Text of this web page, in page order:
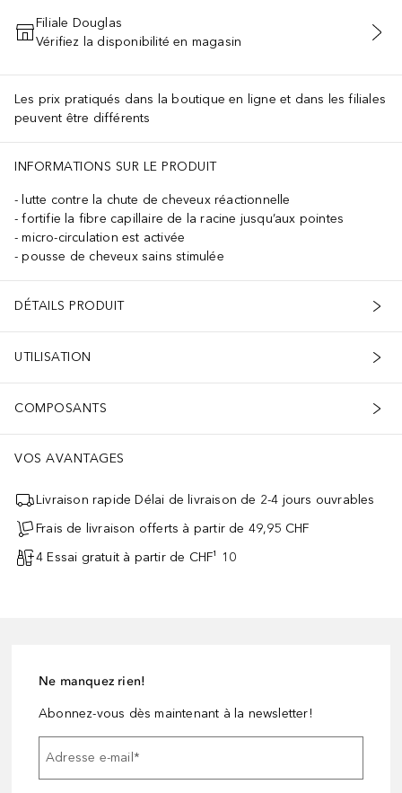
AJOUTER AU PANIER
Filiale Douglas
Vérifiez la disponibilité en magasin
Les prix pratiqués dans la boutique en ligne et dans les filiales
peuvent être différents
INFORMATIONS SUR LE PRODUIT
lutte contre la chute de cheveux réactionnelle
fortifie la fibre capillaire de la racine jusqu’aux pointes
micro-circulation est activée
pousse de cheveux sains stimulée
DÉTAILS PRODUIT
UTILISATION
COMPOSANTS
VOS AVANTAGES
Livraison rapide Délai de livraison de 2-4 jours ouvrables
Frais de livraison offerts à partir de 49,95 CHF
4 Essai gratuit à partir de CHF¹ 10
Ne manquez rien!
Abonnez-vous dès maintenant à la newsletter!
Adresse e-mail*